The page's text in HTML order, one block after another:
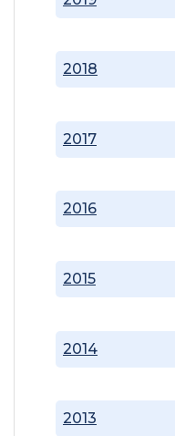
2013
2014
2015
2016
2017
2018